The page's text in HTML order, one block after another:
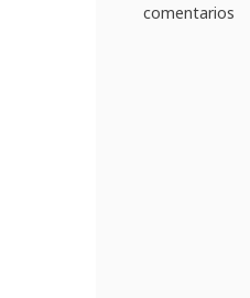
comentarios